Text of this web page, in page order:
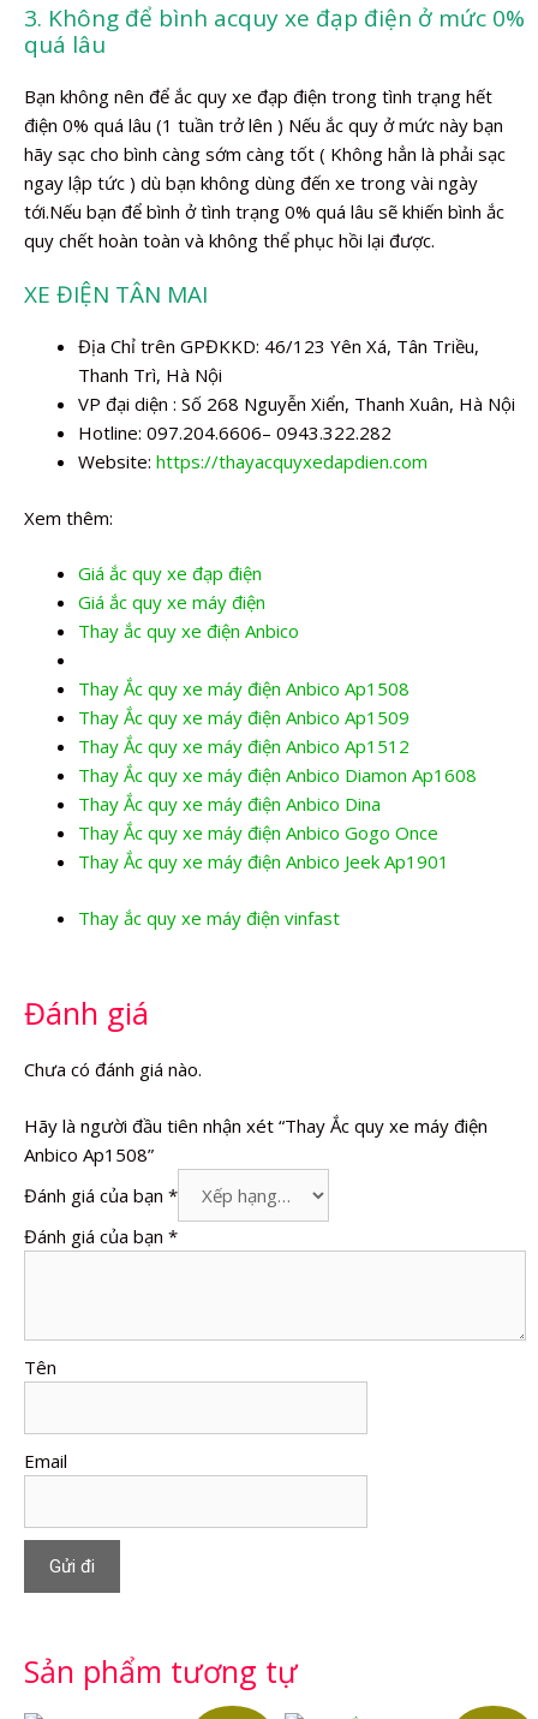
3. Không để bình acquy xe đạp điện ở mức 0%
quá lâu
Bạn không nên để ắc quy xe đạp điện trong tình trạng hết
điện 0% quá lâu (1 tuần trở lên ) Nếu ắc quy ở mức này bạn
hãy sạc cho bình càng sớm càng tốt ( Không hẳn là phải sạc
ngay lập tức ) dù bạn không dùng đến xe trong vài ngày
tới.Nếu bạn để bình ở tình trạng 0% quá lâu sẽ khiến bình ắc
quy chết hoàn toàn và không thể phục hồi lại được.
XE ĐIỆN TÂN MAI
Địa Chỉ trên GPĐKKD: 46/123 Yên Xá, Tân Triều,
Thanh Trì, Hà Nội
VP đại diện : Số 268 Nguyễn Xiển, Thanh Xuân, Hà Nội
Hotline: 097.204.6606– 0943.322.282
Website: https://thayacquyxedapdien.com
Xem thêm:
Giá ắc quy xe đạp điện
Giá ắc quy xe máy điện
Thay ắc quy xe điện Anbico
Thay Ắc quy xe máy điện Anbico Ap1508
Thay Ắc quy xe máy điện Anbico Ap1509
Thay Ắc quy xe máy điện Anbico Ap1512
Thay Ắc quy xe máy điện Anbico Diamon Ap1608
Thay Ắc quy xe máy điện Anbico Dina
Thay Ắc quy xe máy điện Anbico Gogo Once
Thay Ắc quy xe máy điện Anbico Jeek Ap1901
Thay ắc quy xe máy điện vinfast
Đánh giá
Chưa có đánh giá nào.
Hãy là người đầu tiên nhận xét “Thay Ắc quy xe máy điện
Anbico Ap1508”
Đánh giá của bạn *
Đánh giá của bạn *
Tên
Email
Sản phẩm tương tự